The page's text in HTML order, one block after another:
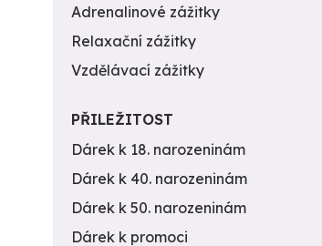
Adrenalinové zážitky
Relaxační zážitky
Vzdělávací zážitky
PŘILEŽITOST
Dárek k 18. narozeninám
Dárek k 40. narozeninám
Dárek k 50. narozeninám
Dárek k promoci